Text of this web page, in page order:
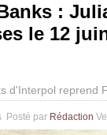
:
le 12
d'Interpol reprend
Posté par Rédaction